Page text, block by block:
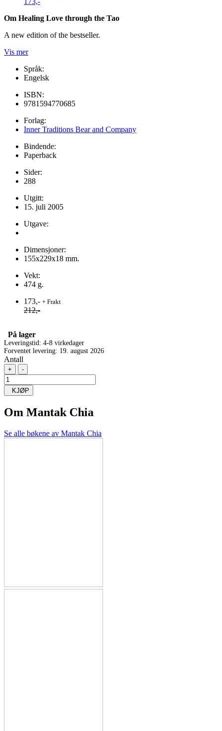
Om Healing Love through the Tao
A new edition of the bestseller.
Vis mer
Språk:
Engelsk
ISBN:
9781594770685
Forlag:
Inner Traditions Bear and Company
Bindende:
Paperback
Sider:
288
Utgitt:
15. juli 2005
Utgave:
Dimensjoner:
155x229x18 mm.
Vekt:
474 g.
173,- + Frakt
212,-
På lager
Leveringstid: 4-8 virkedager
Forventet levering: 19. august 2026
Antall
+ -
KJØP
Om Mantak Chia
Se alle bøkene av Mantak Chia